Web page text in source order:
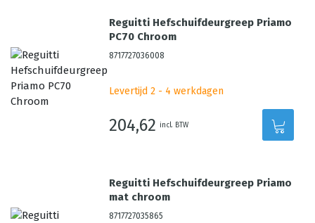
Reguitti Hefschuifdeurgreep Priamo
PC70 Chroom
8717727036008
Levertijd 2 - 4 werkdagen
204,62 incl. BTW
Reguitti Hefschuifdeurgreep Priamo
mat chroom
8717727035865